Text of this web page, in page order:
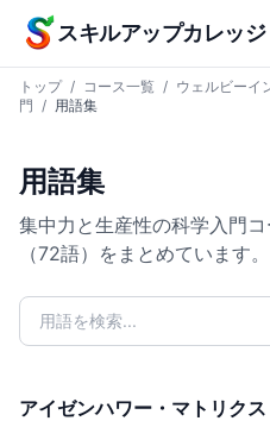
本文へスキップ
スキルアップカレッジ
トップ / コース一覧 / ウェルビーイ
門 / 用語集
用語集
集中力と生産性の科学入門
（72語）をまとめています。
アイゼンハワー・マトリク